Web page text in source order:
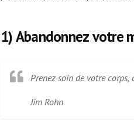
1) Abandonnez votre
Prenez soin de votre corps,
Jim Rohn